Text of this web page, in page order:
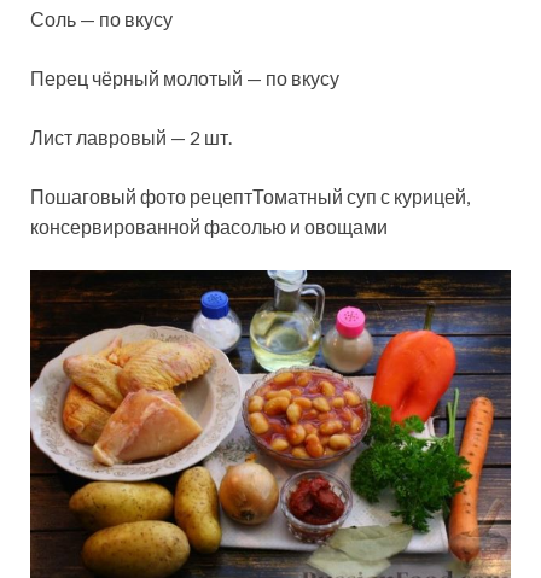
Соль — по вкусу
Перец чёрный молотый — по вкусу
Лист лавровый — 2 шт.
Пошаговый фото рецептТоматный суп с курицей,
консервированной фасолью и овощами